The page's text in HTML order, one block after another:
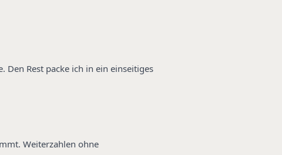
Rest packe ich in ein einseitiges
Weiterzahlen ohne